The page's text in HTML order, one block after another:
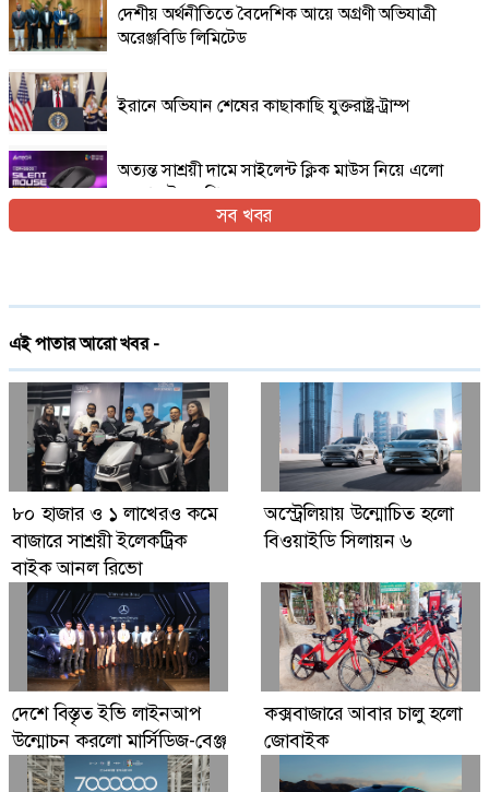
দেশীয় অর্থনীতিতে বৈদেশিক আয়ে অগ্রণী অভিযাত্রী
অরেঞ্জবিডি লিমিটেড
ইরানে অভিযান শেষের কাছাকাছি যুক্তরাষ্ট্র-ট্রাম্প
অত্যন্ত সাশ্রয়ী দামে সাইলেন্ট ক্লিক মাউস নিয়ে এলো
এফোরটেক ওপি-৫৫০এস
চালু
গ্লোবাল ব্র্যান্ড পিএলসি নিয়ে এলো লেনোভো ঈদ
ফেস্টিভাল অফার
Digital Economy Can Power Inclusive
Growth and Innovation
সব খবর
এই পাতার আরো খবর -
৮০ হাজার ও ১ লাখেরও কমে
বাজারে সাশ্রয়ী ইলেকট্রিক
বাইক আনল রিভো
অস্ট্রেলিয়ায় উন্মোচিত হলো
বিওয়াইডি সিলায়ন ৬
দেশে বিস্তৃত ইভি লাইনআপ
উন্মোচন করলো মার্সিডিজ-বেঞ্জ
কক্সবাজারে আবার চালু হলো
জোবাইক